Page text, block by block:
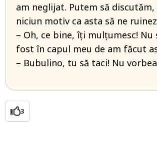
am neglijat. Putem să
niciun motiv ca asta să ne
– Oh, ce bine, îți mulțumesc! Nu
fost în capul meu de am făcut
– Bubulino, tu să taci! Nu
3